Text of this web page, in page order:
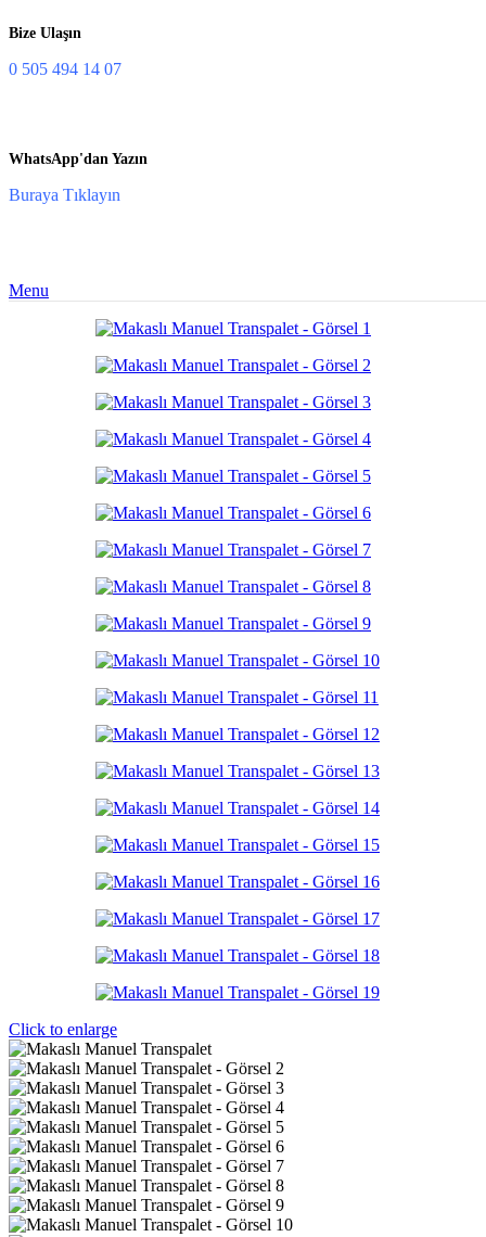
Bize Ulaşın
0 505 494 14 07
WhatsApp'dan Yazın
Buraya Tıklayın
Menu
Click to enlarge